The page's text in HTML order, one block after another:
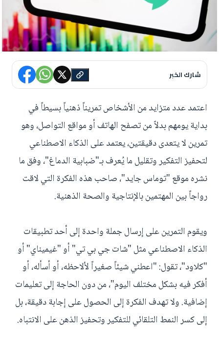
شارك الخبر
اعتمد عدد متزايد من الأشخاص تمريناً ذهنياً بسيطاً في
بداية يومهم بدلاً من تصفح الهاتف أو مواقع التواصل، وهو
تمرين لا يتعدى دقيقتين، يعتمد على الذكاء الاصطناعي
لتحفيز التفكير وتقليل ما يُعرف بـ"ضبابية الدماغ"، وفق ما
نشره موقع "توماس جايد"، صاحب هذه الفكرة التي لاقت
رواجاً بين المهتمين بالإنتاجية والصحة الذهنية.
ويقوم التمرين على إرسال جملة واحدة إلى أحد تطبيقات
الذكاء الاصطناعي مثل "شات جي بي تي" أو "غيميناي" أو
"كلاود"، تقول: "اعطني شيئاً صغيراً لألاحظه، أو أسأله، أو
أفكر فيه بشكل مختلف اليوم"، من دون الحاجة إلى تعليمات
إضافية. ولا تهدف الفكرة إلى الحصول على إجابة دقيقة، بل
إلى كسر النمط التلقائي للتفكير وتحفيز الذهن على الانتباه.